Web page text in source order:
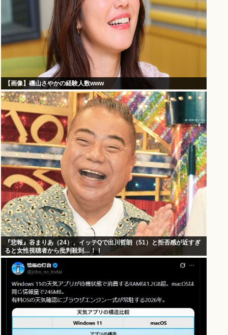
【画像】磯山さやかの経験人数www
『悲報』谷まりあ（24）、イッテQで出川哲朗（51）と拒否感が近すぎ
ると女性視聴者から批判殺到…！！